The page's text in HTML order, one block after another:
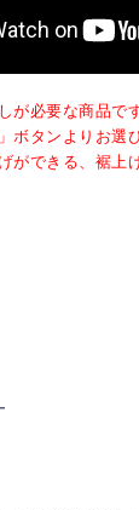
が必要な商品で
ボタンよりお選
ができる、裾上